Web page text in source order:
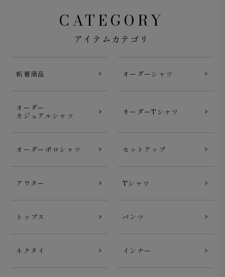
CATEGORY
アイテムカテゴリ
新着商品 オーダーシャツ
オーダー
カジュアルシャツ
オーダーTシャツ
オーダーポロシャツ セットアップ
アウター Tシャツ
トップス パンツ
ネクタイ インナー